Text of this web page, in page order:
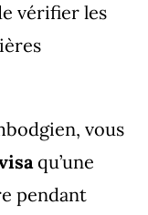
vérifier les
vous
qu’une
pendant